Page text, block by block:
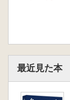
最近見た本